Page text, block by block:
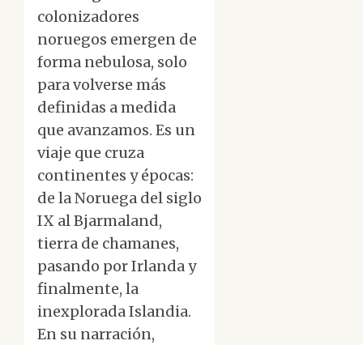
colonizadores
noruegos emergen de
forma nebulosa, solo
para volverse más
definidas a medida
que avanzamos. Es un
viaje que cruza
continentes y épocas:
de la Noruega del siglo
IX al Bjarmaland,
tierra de chamanes,
pasando por Irlanda y
finalmente, la
inexplorada Islandia.
En su narración,